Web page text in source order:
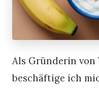
Als Gründerin von
beschäftige ich